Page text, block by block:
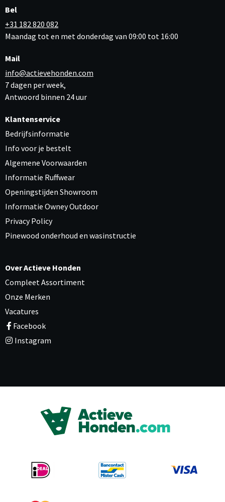
Bel
+31 182 820 082
Maandag tot en met donderdag van 09:00 tot 16:00
Mail
info@actievehonden.com
7 dagen per week,
Antwoord binnen 24 uur
Klantenservice
Bedrijfsinformatie
Info voor je bestelt
Algemene Voorwaarden
Informatie Ruffwear
Openingstijden Showroom
Informatie Owney Outdoor
Privacy Policy
Pinewood onderhoud en wasinstructie
Over Actieve Honden
Compleet Assortiment
Onze Merken
Vacatures
Facebook
Instagram